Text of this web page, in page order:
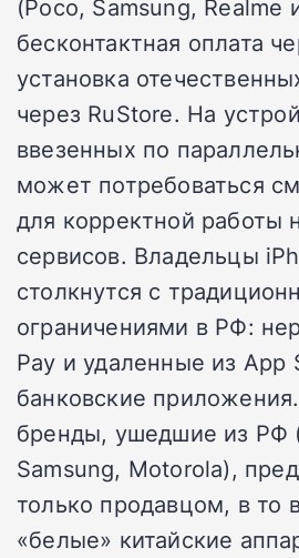
(Poco, Samsung, Realme
бесконтактная оплата
установка
через RuStore. На
ввезенных по
может потребоваться
для корректной работы
сервисов. Владельцы
столкнутся с
ограничениями в РФ:
Pay и удаленные из App
банковские
бренды, ушедшие из РФ
Samsung, Motorola),
только продавцом, в то
«белые» китайские